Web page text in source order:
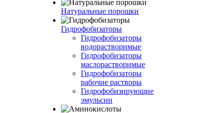
Натуральные порошки
Гидрофобизаторы
Гидрофобизаторы
водорастворимые
Гидрофобизаторы
маслорастворимые
Гидрофобизаторы
рабочие растворы
Гидрофобизирующие
эмульсии